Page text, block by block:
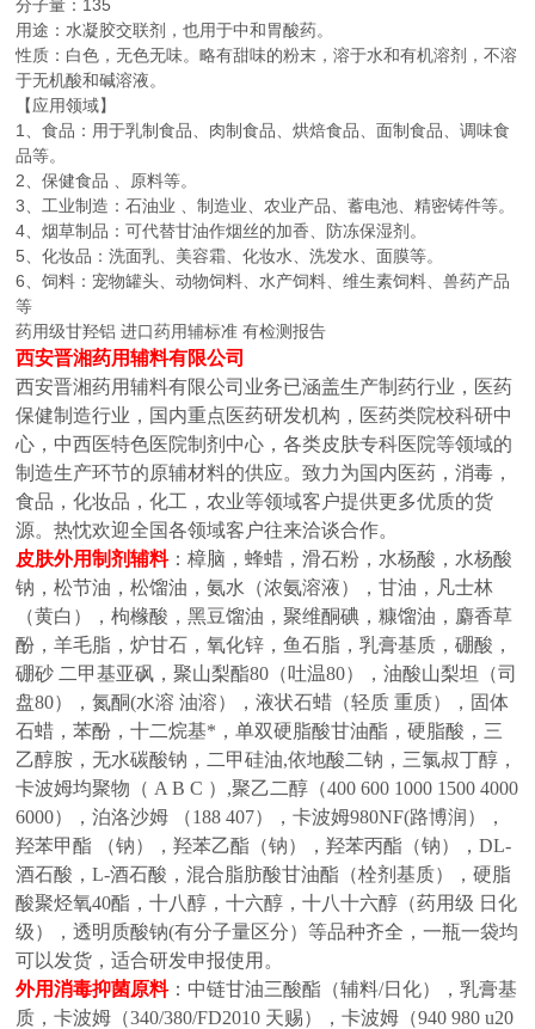
分子量：135
用途：水凝胶交联剂，也用于中和胃酸药。
性质：白色，无色无味。略有甜味的粉末，溶于水和有机溶剂，不溶
于无机酸和碱溶液。
【应用领域】
1、食品：用于乳制食品、肉制食品、烘焙食品、面制食品、调味食
品等。
2、保健食品 、原料等。
3、工业制造：石油业 、制造业、农业产品、蓄电池、精密铸件等。
4、烟草制品：可代替甘油作烟丝的加香、防冻保湿剂。
5、化妆品：洗面乳、美容霜、化妆水、洗发水、面膜等。
6、饲料：宠物罐头、动物饲料、水产饲料、维生素饲料、兽药产品
等
药用级甘羟铝 进口药用辅标准 有检测报告
西安晋湘药用辅料有限公司
西安晋湘药用辅料有限公司业务已涵盖生产制药行业，医药
保健制造行业，国内重点医药研发机构，医药类院校科研中
心，中西医特色医院制剂中心，各类皮肤专科医院等领域的
制造生产环节的原辅材料的供应。致力为国内医药，消毒，
食品，化妆品，化工，农业等领域客户提供更多优质的货
源。热忱欢迎全国各领域客户往来洽谈合作。
皮肤外用制剂辅料：樟脑，蜂蜡，滑石粉，水杨酸，水杨酸
钠，松节油，松馏油，氨水（浓氨溶液），甘油，凡士林
（黄白），枸橼酸，黑豆馏油，聚维酮碘，糠馏油，麝香草
酚，羊毛脂，炉甘石，氧化锌，鱼石脂，乳膏基质，硼酸，
硼砂 二甲基亚砜，聚山梨酯80（吐温80），油酸山梨坦（司
盘80），氮酮(水溶 油溶），液状石蜡（轻质 重质），固体
石蜡，苯酚，十二烷基*，单双硬脂酸甘油酯，硬脂酸，三
乙醇胺，无水碳酸钠，二甲硅油,依地酸二钠，三氯叔丁醇，
卡波姆均聚物（ A B C ）,聚乙二醇（400 600 1000 1500 4000
6000），泊洛沙姆 （188 407），卡波姆980NF(路博润），
羟苯甲酯 （钠），羟苯乙酯（钠），羟苯丙酯（钠），DL-
酒石酸，L-酒石酸，混合脂肪酸甘油酯（栓剂基质），硬脂
酸聚烃氧40酯，十八醇，十六醇，十八十六醇（药用级 日化
级），透明质酸钠(有分子量区分）等品种齐全，一瓶一袋均
可以发货，适合研发申报使用。
外用消毒抑菌原料：中链甘油三酸酯（辅料/日化），乳膏基
质，卡波姆（340/380/FD2010 天赐），卡波姆（940 980 u20